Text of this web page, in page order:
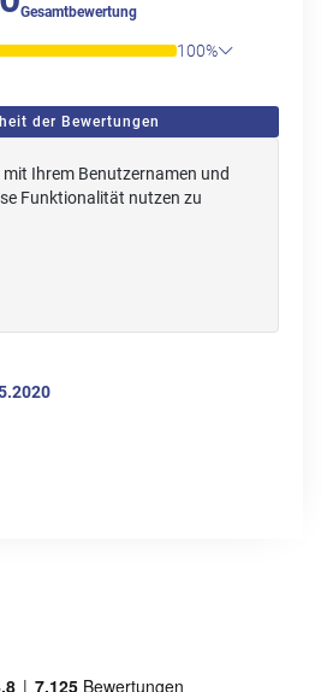
Gesamtbewertung
100%
der Bewertungen
mit Ihrem Benutzernamen und
Funktionalität nutzen zu